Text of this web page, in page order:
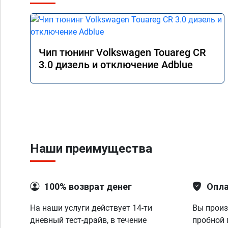
Чип тюнинг Volkswagen Touareg CR
3.0 дизель и отключение Adblue
Наши преимущества
100% возврат денег
На наши услуги действует 14-ти
дневный тест-драйв, в течение
Вы
пробной